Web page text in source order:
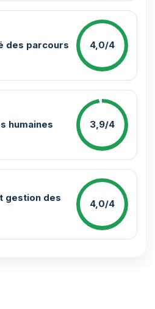
des parcours 4,0/4
humaines 3,9/4
gestion des
4,0/4